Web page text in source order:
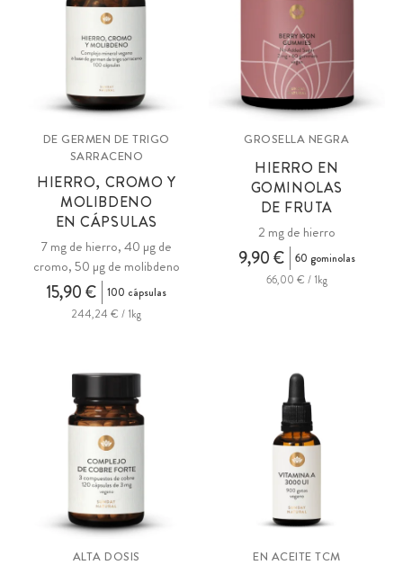
DE GERMEN DE TRIGO
SARRACENO
HIERRO, CROMO Y
MOLIBDENO
EN CÁPSULAS
7 mg de hierro, 40 µg de
cromo, 50 µg de molibdeno
15,90 €
100 cápsulas
244,24 € / 1kg
GROSELLA NEGRA
HIERRO EN
GOMINOLAS
DE FRUTA
2 mg de hierro
9,90 €
60 gominolas
66,00 € / 1kg
ALTA DOSIS EN ACEITE TCM